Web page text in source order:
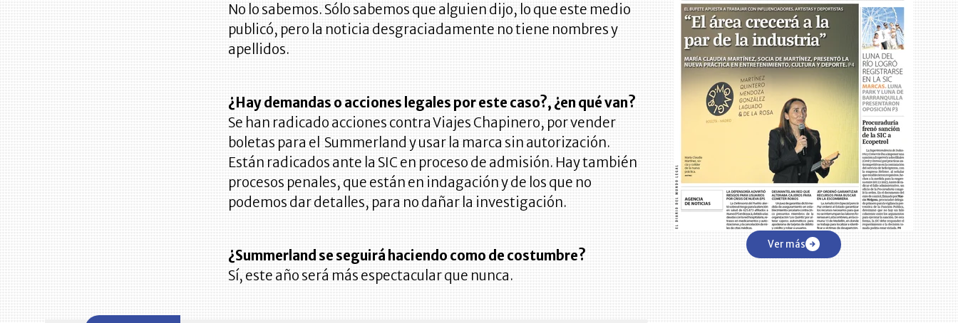
No lo sabemos. Sólo sabemos que alguien dijo, lo que este medio
publicó, pero la noticia desgraciadamente no tiene nombres y
apellidos.
¿Hay demandas o acciones legales por este caso?, ¿en qué van?
Se han radicado acciones contra Viajes Chapinero, por vender
boletas para el Summerland y usar la marca sin autorización.
Están radicados ante la SIC en proceso de admisión. Hay también
procesos penales, que están en indagación y de los que no
podemos dar detalles, para no dañar la investigación.
¿Summerland se seguirá haciendo como de costumbre?
Sí, este año será más espectacular que nunca.
Ver más